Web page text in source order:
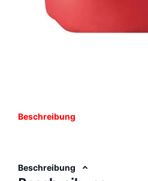
Beschreibung
Beschreibung